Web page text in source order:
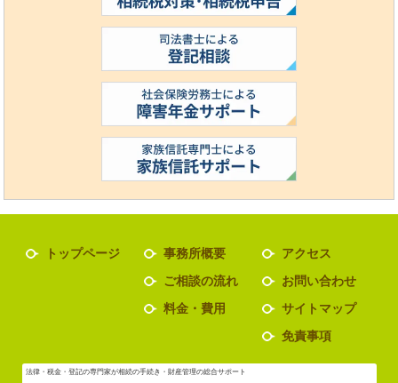
トップページ
事務所概要
ご相談の流れ
料金・費用
アクセス
お問い合わせ
サイトマップ
免責事項
法律・税金・登記の専門家が相続の手続き・財産管理の総合サポート